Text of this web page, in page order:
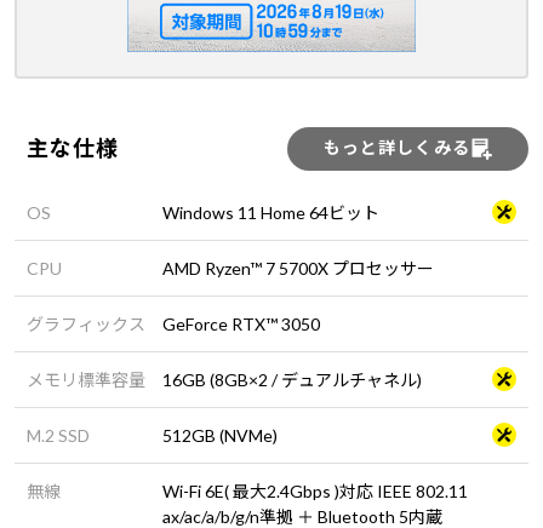
主な仕様 もっと詳しくみる
OS Windows 11 Home 64ビット
CPU AMD Ryzen™ 7 5700X プロセッサー
グラフィックス GeForce RTX™ 3050
メモリ標準容量 16GB (8GB×2 / デュアルチャネル)
M.2 SSD 512GB (NVMe)
無線
Wi-Fi 6E( 最大2.4Gbps )対応 IEEE 802.11
ax/ac/a/b/g/n準拠 ＋ Bluetooth 5内蔵